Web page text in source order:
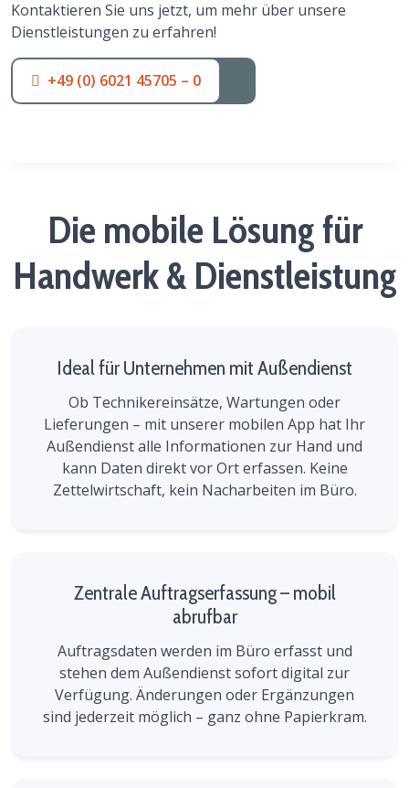
Kontaktieren Sie uns jetzt, um mehr über unsere
Dienstleistungen zu erfahren!
+49 (0) 6021 45705 – 0
Die mobile Lösung für
Handwerk & Dienstleistung
Ideal für Unternehmen mit Außendienst
Ob Technikereinsätze, Wartungen oder
Lieferungen – mit unserer mobilen App hat Ihr
Außendienst alle Informationen zur Hand und
kann Daten direkt vor Ort erfassen. Keine
Zettelwirtschaft, kein Nacharbeiten im Büro.
Zentrale Auftragserfassung – mobil
abrufbar
Auftragsdaten werden im Büro erfasst und
stehen dem Außendienst sofort digital zur
Verfügung. Änderungen oder Ergänzungen
sind jederzeit möglich – ganz ohne Papierkram.